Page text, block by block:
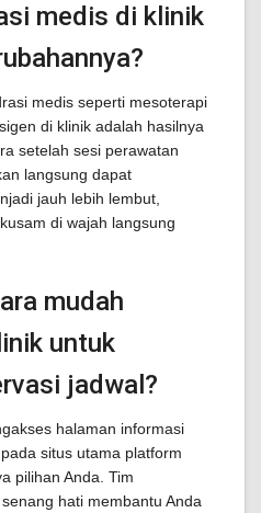
medis di klinik
medis seperti mesoterapi
di klinik adalah hasilnya
setelah sesi perawatan
langsung dapat
jauh lebih lembut,
di wajah langsung
mudah
untuk
jadwal?
halaman informasi
situs utama platform
pilihan Anda. Tim
hati membantu Anda